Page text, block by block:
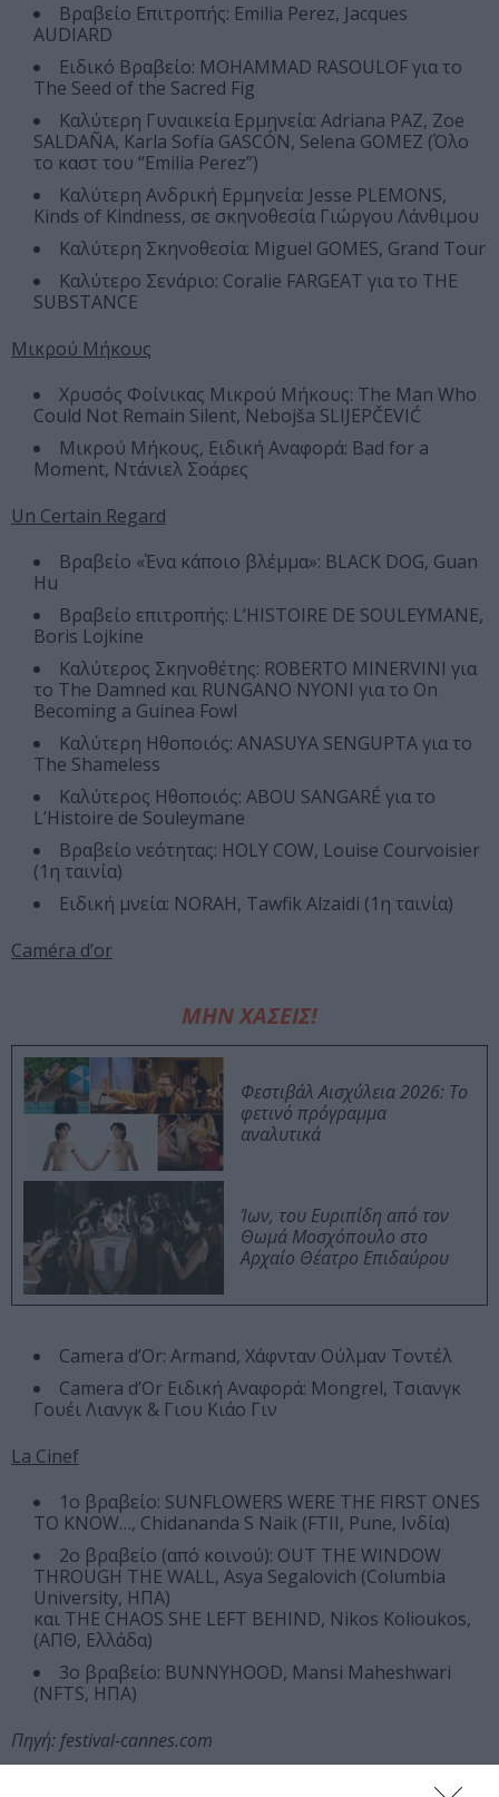
Βραβείο Επιτροπής: Emilia Perez, Jacques
AUDIARD
Ειδικό Βραβείο: MOHAMMAD RASOULOF για το
The Seed of the Sacred Fig
Καλύτερη Γυναικεία Ερμηνεία: Adriana PAZ, Zoe
SALDAÑA, Karla Sofía GASCÓN, Selena GOMEZ (Όλο
το καστ του “Emilia Perez”)
Καλύτερη Ανδρική Ερμηνεία: Jesse PLEMONS,
Kinds of Kindness, σε σκηνοθεσία Γιώργου Λάνθιμου
Καλύτερη Σκηνοθεσία: Miguel GOMES, Grand Tour
Καλύτερο Σενάριο: Coralie FARGEAT για το THE
SUBSTANCE
Μικρού Μήκους
Χρυσός Φοίνικας Μικρού Μήκους: The Man Who
Could Not Remain Silent, Nebojša SLIJEPČEVIĆ
Μικρού Μήκους, Ειδική Αναφορά: Bad for a
Moment, Ντάνιελ Σοάρες
Un Certain Regard
Βραβείο «Ένα κάποιο βλέμμα»: BLACK DOG, Guan
Hu
Βραβείο επιτροπής: L’HISTOIRE DE SOULEYMANE,
Boris Lojkine
Καλύτερος Σκηνοθέτης: ROBERTO MINERVINI για
το The Damned και RUNGANO NYONI για το On
Becoming a Guinea Fowl
Καλύτερη Ηθοποιός: ANASUYA SENGUPTA για το
The Shameless
Καλύτερος Ηθοποιός: ABOU SANGARÉ για το
L’Histoire de Souleymane
Βραβείο νεότητας: HOLY COW, Louise Courvoisier
(1η ταινία)
Ειδική μνεία: NORAH, Tawfik Alzaidi (1η ταινία)
Caméra d’or
ΜΗΝ ΧΑΣΕΙΣ!
Φεστιβάλ Αισχύλεια 2026: Το
φετινό πρόγραμμα
αναλυτικά
Ίων, του Ευριπίδη από τον
Θωμά Μοσχόπουλο στο
Αρχαίο Θέατρο Επιδαύρου
Camera d’Or: Armand, Χάφνταν Ούλμαν Τοντέλ
Camera d’Or Ειδική Αναφορά: Mongrel, Τσιανγκ
Γουέι Λιανγκ & Γιου Κιάο Γιν
La Cinef
1ο βραβείο: SUNFLOWERS WERE THE FIRST ONES
TO KNOW…, Chidananda S Naik (FTII, Pune, Ινδία)
2ο βραβείο (από κοινού): OUT THE WINDOW
THROUGH THE WALL, Asya Segalovich (Columbia
University, ΗΠΑ)
και THE CHAOS SHE LEFT BEHIND, Nikos Kolioukos,
(ΑΠΘ, Ελλάδα)
3ο βραβείο: BUNNYHOOD, Mansi Maheshwari
(NFTS, ΗΠΑ)
Πηγή: festival-cannes.com